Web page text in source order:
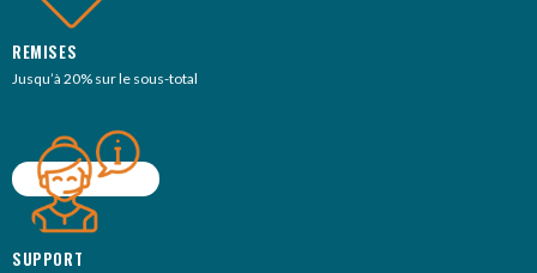
REMISES
Jusqu’à 20% sur le sous-total
SUPPORT